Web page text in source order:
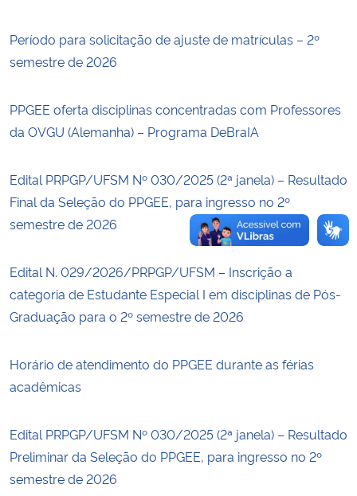
Secretaria-Geral
Secretaria de Governo
Banco Central do Brasil
Planalto
Período para solicitação de ajuste de matrículas – 2º
semestre de 2026
PPGEE oferta disciplinas concentradas com Professores
da OVGU (Alemanha) – Programa DeBraIA
Edital PRPGP/UFSM Nº 030/2025 (2ª janela) – Resultado
Final da Seleção do PPGEE, para ingresso no 2º
semestre de 2026
Edital N. 029/2026/PRPGP/UFSM – Inscrição a
categoria de Estudante Especial I em disciplinas de Pós-
Graduação para o 2º semestre de 2026
Horário de atendimento do PPGEE durante as férias
acadêmicas
Edital PRPGP/UFSM Nº 030/2025 (2ª janela) – Resultado
Preliminar da Seleção do PPGEE, para ingresso no 2º
semestre de 2026